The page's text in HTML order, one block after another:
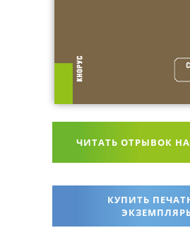
ЧИТАТЬ ОТРЫВОК НА
КУПИТЬ